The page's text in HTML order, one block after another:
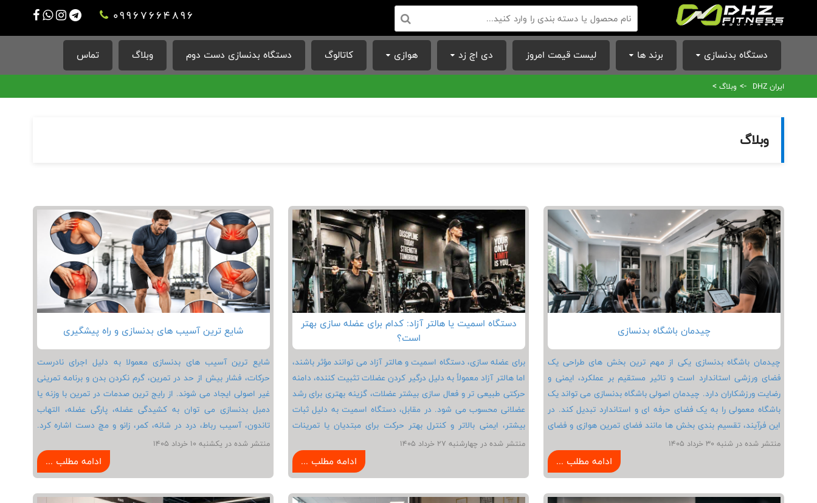
09967664896
دستگاه بدنسازی برند ها لیست قیمت امروز دی اچ زد هوازی کاتالوگ دستگاه بدنسازی دست دوم وبلاگ تماس
ایران DHZ -> وبلاگ>
وبلاگ
چیدمان باشگاه بدنسازی
چیدمان باشگاه بدنسازی یکی از مهم ترین بخش های طراحی یک
فضای ورزشی استاندارد است و تاثیر مستقیم بر عملکرد، ایمنی و
رضایت ورزشکاران دارد. چیدمان اصولی باشگاه بدنسازی می تواند یک
باشگاه معمولی را به یک فضای حرفه ای و استاندارد تبدیل کند. در
این فرآیند، تقسیم بندی بخش ها مانند فضای تمرین هوازی و فضای
تمرین قدرتی و رعایت استاندارد فاصله لوازم ورزشی و بدنسازی باعث
افزایش ایمنی و بهبود عملکرد تمرین می شود. نحوه چیدمان باشگاه
بدنسازی نه تنها بر کیفیت استفاده از فضا و تجهیزات ورزشی تاثیر
منتشر شده در شنبه 30 خرداد 1405
ادامه مطلب ...
دستگاه اسمیت یا هالتر آزاد: کدام برای عضله سازی بهتر
است؟
برای عضله سازی، دستگاه اسمیت و هالتر آزاد می توانند مؤثر باشند،
اما هالتر آزاد معمولاً به دلیل درگیر کردن عضلات تثبیت کننده، دامنه
حرکتی طبیعی تر و فعال سازی بیشتر عضلات، گزینه بهتری برای رشد
عضلانی محسوب می شود. در مقابل، دستگاه اسمیت به دلیل ثبات
بیشتر، ایمنی بالاتر و کنترل بهتر حرکت برای مبتدیان یا تمرینات
ایزوله مناسب تر است. به همین دلیل مربیان باشگاه های بدنسازی
انواع حرکات متنوع با این نوع تجهیزات بدنسازی را در برنامه بدنسازی
افراد مبتدی و ورزشکاران حرفه ای قرار می دهند.
منتشر شده در چهارشنبه 27 خرداد 1405
ادامه مطلب ...
شایع ترین آسیب های بدنسازی و راه پیشگیری
شایع ترین آسیب های بدنسازی معمولا به دلیل اجرای نادرست
حرکات، فشار بیش از حد در تمرین، گرم نکردن بدن و برنامه تمرینی
غیر اصولی ایجاد می شوند. از رایج ترین صدمات در تمرین با وزنه یا
دمبل بدنسازی می توان به کشیدگی عضله، پارگی عضله، التهاب
تاندون، آسیب رباط، درد در شانه، کمر، زانو و مچ دست اشاره کرد.
رعایت تکنیک صحیح تمرین، انجام گرم کردن قبل از تمرین، افزایش
تدریجی وزنه، استفاده از برنامه تمرینی اصولی و توجه به ریکاوری
عضلات می تواند خطر بروز این صدمات را تا حد زیادی کاهش دهد و
منتشر شده در يكشنبه 10 خرداد 1405
ادامه مطلب ...